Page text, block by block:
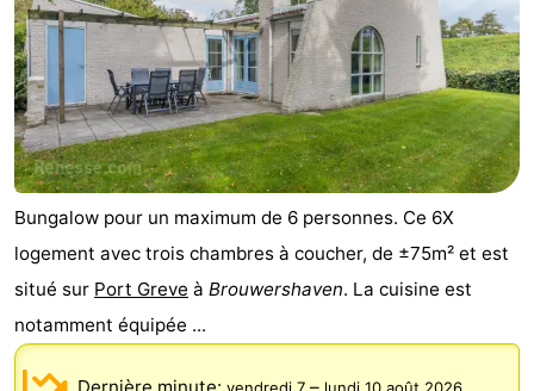
Bungalow pour un maximum de 6 personnes. Ce 6X
logement avec trois chambres à coucher, de ±75m² et est
situé sur Port Greve à Brouwershaven. La cuisine est
notamment équipée ...